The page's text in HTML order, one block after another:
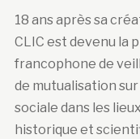
18 ans après sa
CLIC est devenu la
francophone de
de mutualisation
sociale dans les
historique et